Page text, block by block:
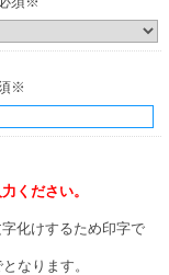
※
ください。
化けするため印字で
なります。